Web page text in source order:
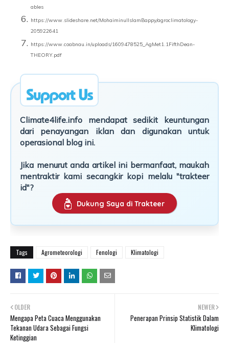
ables
https://www.slideshare.net/MohaiminulIslamBappy/agroclimatology-
205922641
https://www.coabnau.in/uploads/1609478525_AgMet1.1FifthDean-
THEORY.pdf
Climate4life.info mendapat sedikit keuntungan
dari penayangan iklan dan digunakan untuk
operasional blog ini.
Jika menurut anda artikel ini bermanfaat, maukah
mentraktir kami secangkir kopi melalu "trakteer
id"?
Dukung Saya di Trakteer
Tags Agrometeorologi Fenologi Klimatologi
NEWER
Penerapan Prinsip Statistik Dalam
Klimatologi
OLDER
Mengapa Peta Cuaca Menggunakan
Tekanan Udara Sebagai Fungsi
Ketinggian